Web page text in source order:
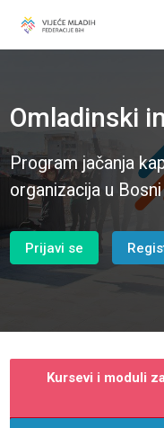
Omladinski
Program jačanja
organizacija u
Prijavi se
Kursevi i moduli